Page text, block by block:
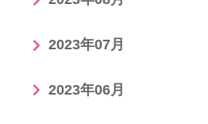
2023年07月
2023年06月